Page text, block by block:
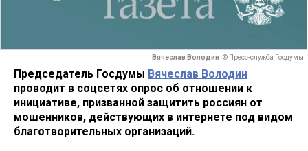
Вячеслав Володин © Пресс-служба Госдумы
Председатель Госдумы Вячеслав Володин
проводит в соцсетях опрос об отношении к
инициативе, призванной защитить россиян от
мошенников, действующих в интернете под видом
благотворительных организаций.